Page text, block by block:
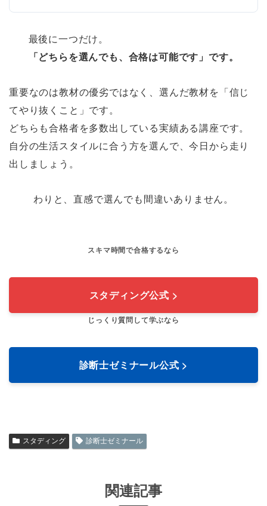
最後に一つだけ。
「どちらを選んでも、合格は可能です」です。
重要なのは教材の優劣ではなく、選んだ教材を「信じ
てやり抜くこと」です。
どちらも合格者を多数出している実績ある講座です。
自分の生活スタイルに合う方を選んで、今日から走り
出しましょう。
わりと、直感で選んでも間違いありません。
スキマ時間で合格するなら
スタディング公式 >
じっくり質問して学ぶなら
診断士ゼミナール公式 >
スタディング 診断士ゼミナール
関連記事